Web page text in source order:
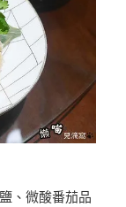
、微酸番茄品